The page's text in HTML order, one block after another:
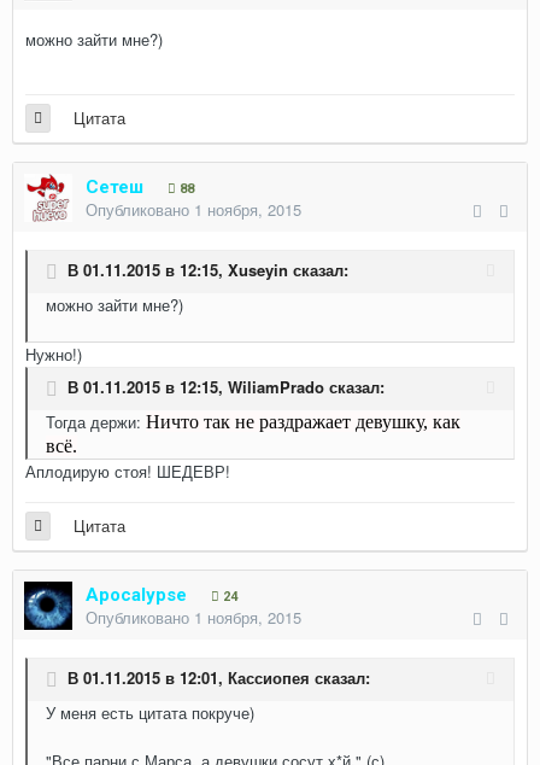
можно зайти мне?)
Цитата
Сетеш 88
Опубликовано 1 ноября, 2015
В 01.11.2015 в 12:15, Xuseyin сказал:
можно зайти мне?)
Нужно!)
В 01.11.2015 в 12:15, WiliamPrado сказал:
Тогда держи: Ничто так не раздражает девушку, как
всё.
Аплодирую стоя! ШЕДЕВР!
Цитата
Apocalypse 24
Опубликовано 1 ноября, 2015
В 01.11.2015 в 12:01, Кассиопея сказал:
У меня есть цитата покруче)